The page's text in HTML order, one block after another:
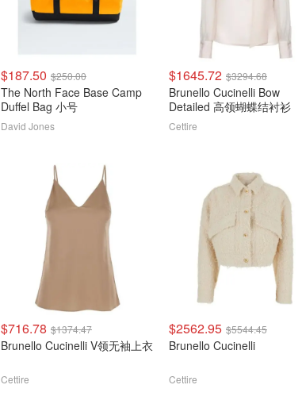
$187.50 $250.00
The North Face Base Camp
Duffel Bag 小号
David Jones
$1645.72 $3294.68
Brunello Cucinelli Bow
Detailed 高领蝴蝶结衬衫
Cettire
$716.78 $1374.47
Brunello Cucinelli V领无袖上衣
Cettire
$2562.95 $5544.45
Brunello Cucinelli
Cettire